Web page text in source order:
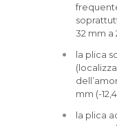
32 mm a
la plica
mm (-
la plica